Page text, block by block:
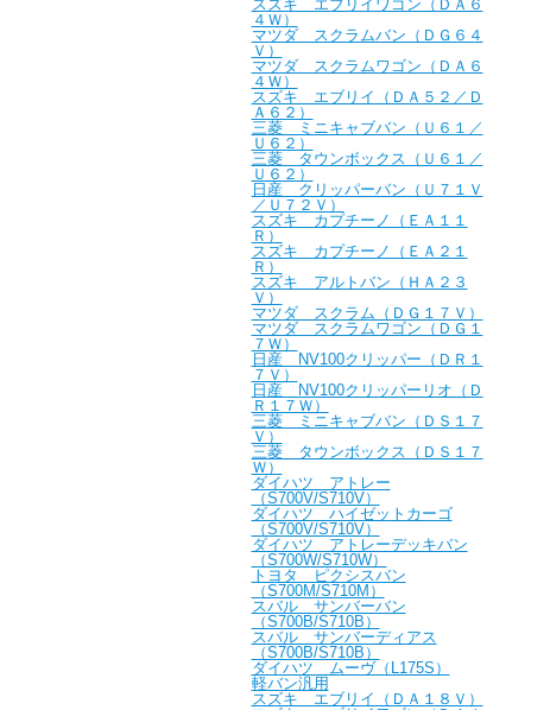
スズキ エブリイワゴン（ＤＡ６
４Ｗ）
マツダ スクラムバン（ＤＧ６４
Ｖ）
マツダ スクラムワゴン（ＤＡ６
４Ｗ）
スズキ エブリイ（ＤＡ５２／Ｄ
Ａ６２）
三菱 ミニキャブバン（Ｕ６１／
Ｕ６２）
三菱 タウンボックス（Ｕ６１／
Ｕ６２）
日産 クリッパーバン（Ｕ７１Ｖ
／Ｕ７２Ｖ）
スズキ カプチーノ（ＥＡ１１
Ｒ）
スズキ カプチーノ（ＥＡ２１
Ｒ）
スズキ アルトバン（ＨＡ２３
Ｖ）
マツダ スクラム（ＤＧ１７Ｖ）
マツダ スクラムワゴン（ＤＧ１
７Ｗ）
日産 NV100クリッパー（ＤＲ１
７Ｖ）
日産 NV100クリッパーリオ（Ｄ
Ｒ１７Ｗ）
三菱 ミニキャブバン（ＤＳ１７
Ｖ）
三菱 タウンボックス（ＤＳ１７
Ｗ）
ダイハツ アトレー
（S700V/S710V）
ダイハツ ハイゼットカーゴ
（S700V/S710V）
ダイハツ アトレーデッキバン
（S700W/S710W）
トヨタ ピクシスバン
（S700M/S710M）
スバル サンバーバン
（S700B/S710B）
スバル サンバーディアス
（S700B/S710B）
ダイハツ ムーヴ（L175S）
軽バン汎用
スズキ エブリイ（ＤＡ１８Ｖ）